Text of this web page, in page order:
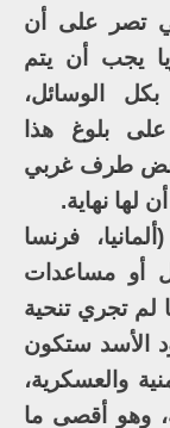
تصر على أن
يجب أن يتم
الوسائل،
على بلوغ هذا
غض طرف غربي
لها نهاية.
فرنسا
أو مساعدات
لم تجري تنحية
الأسد ستكون
والعسكرية،
وهو أقصى ما